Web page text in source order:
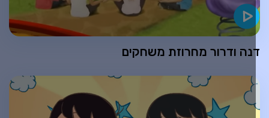
ודרור מחרוזת משחקים